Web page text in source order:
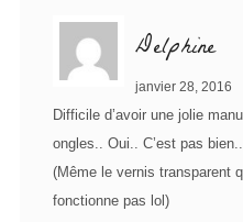
Delphine
janvier 28, 2016
Difficile d’avoir une jolie
ongles.. Oui.. C’est pas
(Même le vernis transparent
fonctionne pas lol)